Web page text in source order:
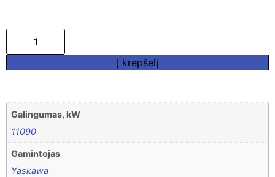
Į krepšelį
Galingumas, kW
11090
Gamintojas
Yaskawa